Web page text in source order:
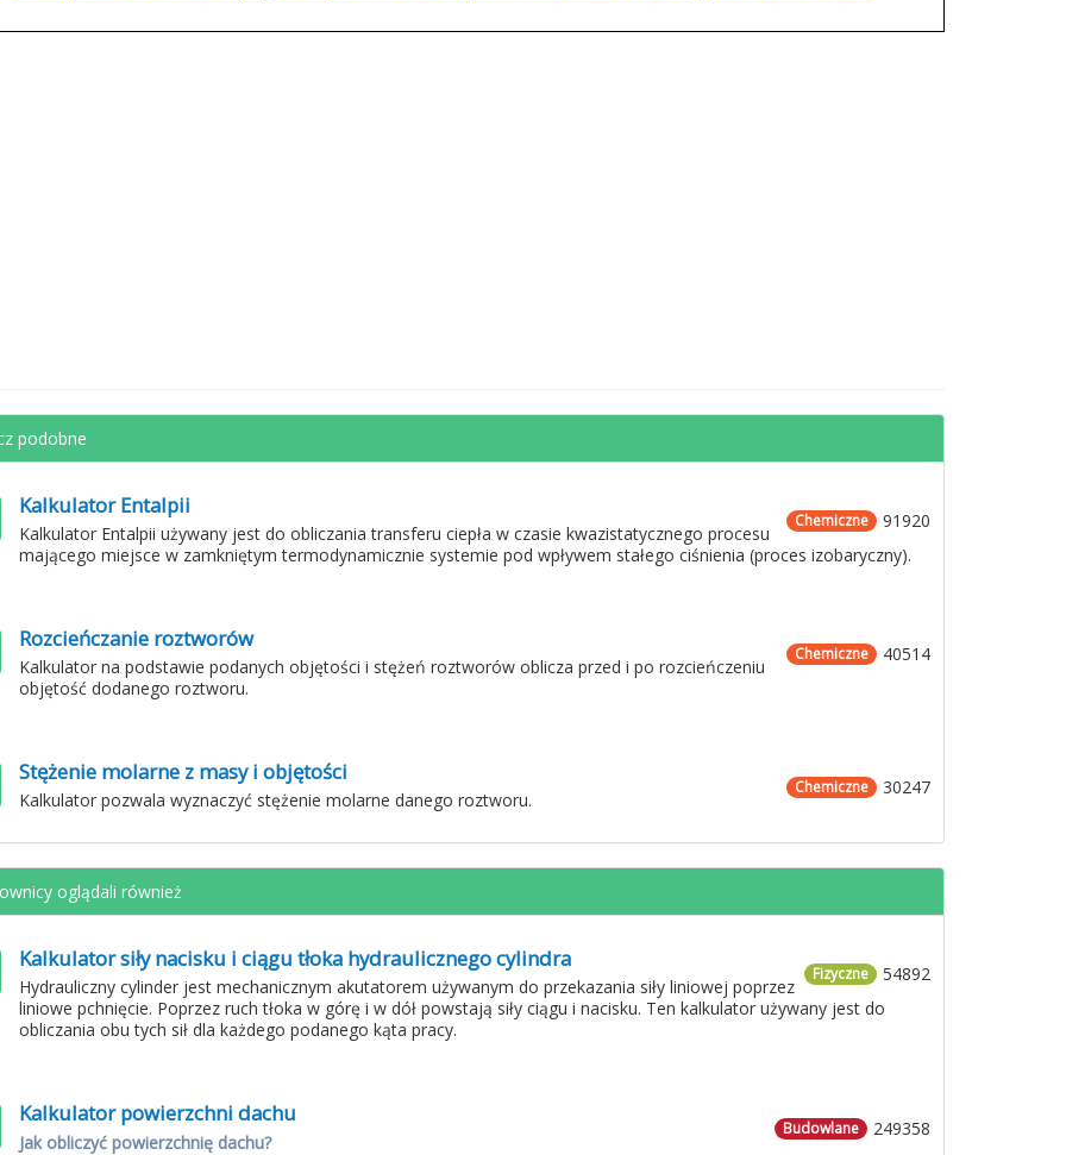
podobne
91920
Chemiczne
Kalkulator Entalpii
Kalkulator Entalpii używany jest do obliczania transferu ciepła w czasie kwazistatycznego procesu
mającego miejsce w zamkniętym termodynamicznie systemie pod wpływem stałego ciśnienia (proces izobaryczny).
40514
Chemiczne
Rozcieńczanie roztworów
Kalkulator na podstawie podanych objętości i stężeń roztworów oblicza przed i po rozcieńczeniu
objętość dodanego roztworu.
30247
Chemiczne
Stężenie molarne z masy i objętości
Kalkulator pozwala wyznaczyć stężenie molarne danego roztworu.
oglądali również
54892
Fizyczne
Kalkulator siły nacisku i ciągu tłoka hydraulicznego cylindra
Hydrauliczny cylinder jest mechanicznym akutatorem używanym do przekazania siły liniowej poprzez
liniowe pchnięcie. Poprzez ruch tłoka w górę i w dół powstają siły ciągu i nacisku. Ten kalkulator używany jest do
obliczania obu tych sił dla każdego podanego kąta pracy.
249358
Budowlane
Kalkulator powierzchni dachu
Jak obliczyć powierzchnię dachu?